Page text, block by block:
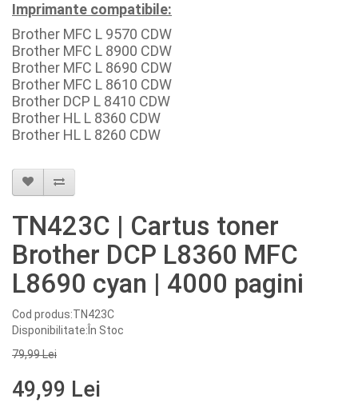
Imprimante compatibile:
Brother MFC L 9570 CDW
Brother MFC L 8900 CDW
Brother MFC L 8690 CDW
Brother MFC L 8610 CDW
Brother DCP L 8410 CDW
Brother HL L 8360 CDW
Brother HL L 8260 CDW
TN423C | Cartus toner
Brother DCP L8360 MFC
L8690 cyan | 4000 pagini
Cod produs:TN423C
Disponibilitate:În Stoc
79,99 Lei
49,99 Lei